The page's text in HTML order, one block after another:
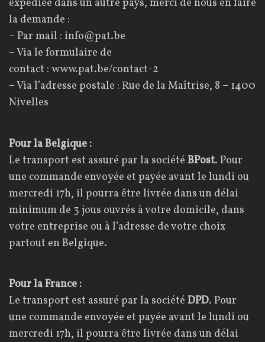
expédiée dans un autre pays, merci de nous en faire
la demande :
– Par mail : info@pat.be
– Via le formulaire de
contact : www.pat.be/contact-2
– Via l’adresse postale : Rue de la Maîtrise, 8 – 1400
Nivelles
Pour la Belgique :
Le transport est assuré par la société BPost. Pour
une commande envoyée et payée avant le lundi ou
mercredi 17h, il pourra être livrée dans un délai
minimum de 3 jous ouvrés à votre domicile, dans
votre entreprise ou à l’adresse de votre choix
partout en Belgique.
Pour la France :
Le transport est assuré par la société DPD. Pour
une commande envoyée et payée avant le lundi ou
mercredi 17h, il pourra être livrée dans un délai